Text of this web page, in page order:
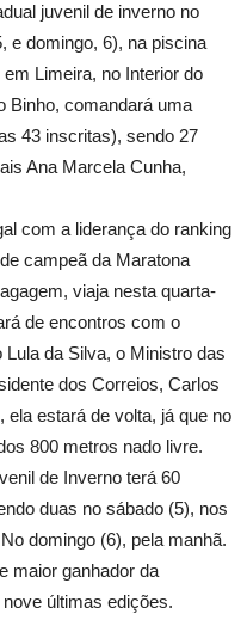
juvenil de inverno no
e domingo, 6), na piscina
Limeira, no Interior do
Binho, comandará uma
43 inscritas), sendo 27
Ana Marcela Cunha,
com a liderança do ranking
campeã da Maratona
viaja nesta quarta-
de encontros com o
da Silva, o Ministro das
dos Correios, Carlos
estará de volta, já que no
800 metros nado livre.
de Inverno terá 60
duas no sábado (5), nos
domingo (6), pela manhã.
maior ganhador da
últimas edições.